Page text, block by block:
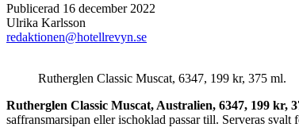
Publicerad 16 december 2022
Ulrika Karlsson
redaktionen@hotellrevyn.se
Rutherglen Classic Muscat, 6347, 199 kr, 375 ml.
Rutherglen Classic Muscat, Australien, 6347, 199 kr,
saffransmarsipan eller ischoklad passar till. Serveras svalt